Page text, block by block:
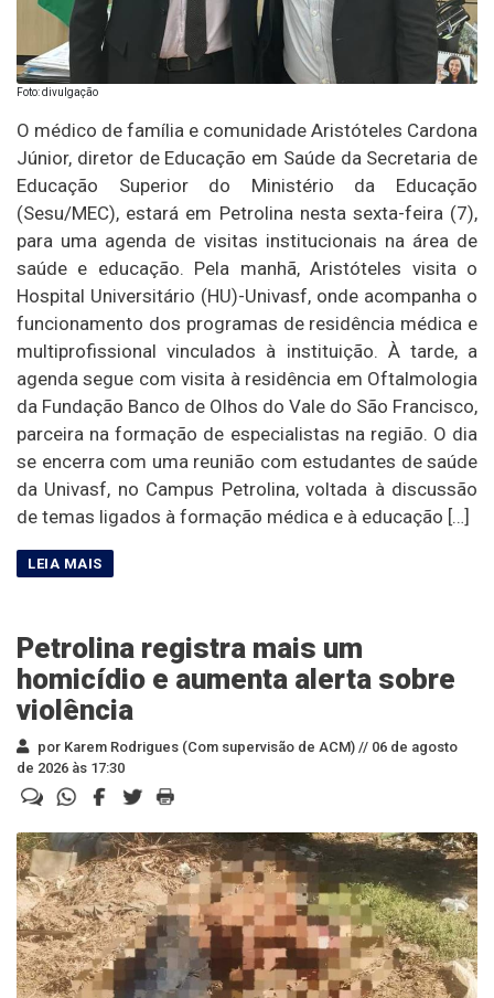
Foto: divulgação
O médico de família e comunidade Aristóteles Cardona
Júnior, diretor de Educação em Saúde da Secretaria de
Educação Superior do Ministério da Educação
(Sesu/MEC), estará em Petrolina nesta sexta-feira (7),
para uma agenda de visitas institucionais na área de
saúde e educação. Pela manhã, Aristóteles visita o
Hospital Universitário (HU)-Univasf, onde acompanha o
funcionamento dos programas de residência médica e
multiprofissional vinculados à instituição. À tarde, a
agenda segue com visita à residência em Oftalmologia
da Fundação Banco de Olhos do Vale do São Francisco,
parceira na formação de especialistas na região. O dia
se encerra com uma reunião com estudantes de saúde
da Univasf, no Campus Petrolina, voltada à discussão
de temas ligados à formação médica e à educação […]
Petrolina registra mais um
homicídio e aumenta alerta sobre
violência
por Karem Rodrigues (Com supervisão de ACM) // 06 de agosto
de 2026 às 17:30